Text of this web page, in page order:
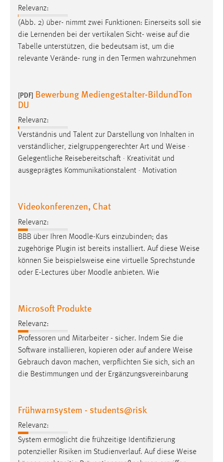
Relevanz:
(Abb. 2) über- nimmt zwei Funktionen: Einerseits soll sie
die Lernenden bei der vertikalen Sicht- weise auf die
Tabelle unterstützen, die bedeutsam ist, um die
relevante Verände- rung in den Termen wahrzunehmen
[PDF] Bewerbung Mediengestalter-BildundTon
DU
Relevanz:
Verständnis und Talent zur Darstellung von Inhalten in
verständlicher, zielgruppengerechter Art und Weise ·
Gelegentliche Reisebereitschaft · Kreativität und
ausgeprägtes Kommunikationstalent · Motivation
Videokonferenzen, Chat
Relevanz:
BBB über Ihren Moodle-Kurs einzubinden; das
zugehörige Plugin ist bereits installiert. Auf diese Weise
können Sie beispielsweise eine virtuelle Sprechstunde
oder E-Lectures über Moodle anbieten. Wie
Microsoft Produkte
Relevanz:
Professoren und Mitarbeiter - sicher. Indem Sie die
Software installieren, kopieren oder auf andere Weise
Gebrauch davon machen, verpflichten Sie sich, sich an
die Bestimmungen und der Ergänzungsvereinbarung
Frühwarnsystem - students@risk
Relevanz:
System ermöglicht die frühzeitige Identifizierung
potenzieller Risiken im Studienverlauf. Auf diese Weise
1 Jahr
Performance
Name:
Für performante Seitenauslieferung wird in diesem Cookie
Sprachpräferenz
Name:
site-language-preference
30 Tage
Chat
Name:
Wird benötigt um die Chatfunktion nutzen zu können.
Cookie Laufzeit:
MibewSessionID, mibew-chat-frame-style-
5e9dbeb1811c0446 = Sitzungslaufzeit, mibew_locale = 3
Jahre, MIBEW_UserID = 1 Jahr
Name:
fe_user, be_user, be_lastLoginProvider
Zweck: